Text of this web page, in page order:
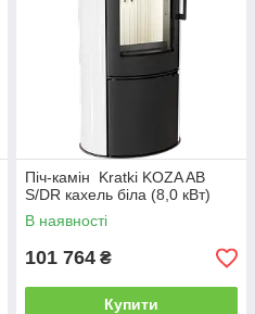
Піч-камін Kratki KOZA AB
S/DR кахель біла (8,0 кВт)
В наявності
101 764 ₴
Купити